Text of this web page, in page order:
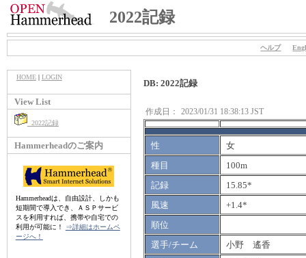
2022記録
ヘルプ
HOME| LOGIN
View List
2022記録
Hammerheadのご案内
Hammerheadは、自由設計、しかも
短期間で導入でき、ＡＳＰサービ
スを利用すれば、携帯や自宅での
利用が可能に！
⇒詳細はホームペ
ージへ！
DB: 2022記録
作成日： 2023/01/31 18:38:13 JST
性
女
種目
100m
記録
15.85*
風速
+1.4*
順位
選手/チーム
小野 遙香